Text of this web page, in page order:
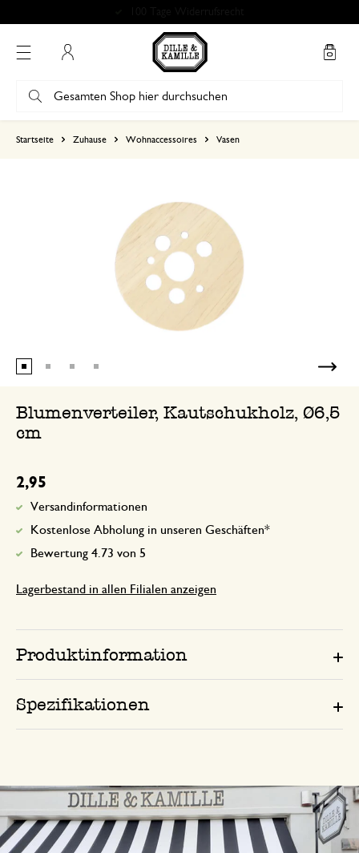
Startseite Zuhause Wohnaccessoires Vasen
Blumenverteiler, Kautschukholz, Ø6,5
cm
2,95
Versandinformationen
Kostenlose Abholung in unseren Geschäften*
Bewertung 4.73 von 5
Lagerbestand in allen Filialen anzeigen
Produktinformation
Spezifikationen